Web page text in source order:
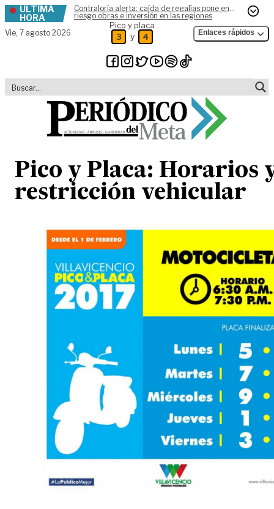
Skip to content
ÚLTIMA
HORA
Contraloría alerta: caída de regalías pone en
riesgo obras e inversión en las regiones
Vie, 7 agosto 2026
Pico y placa
3 y 4 Enlaces rápidos
Pico y Placa: Horarios
restricción vehicular